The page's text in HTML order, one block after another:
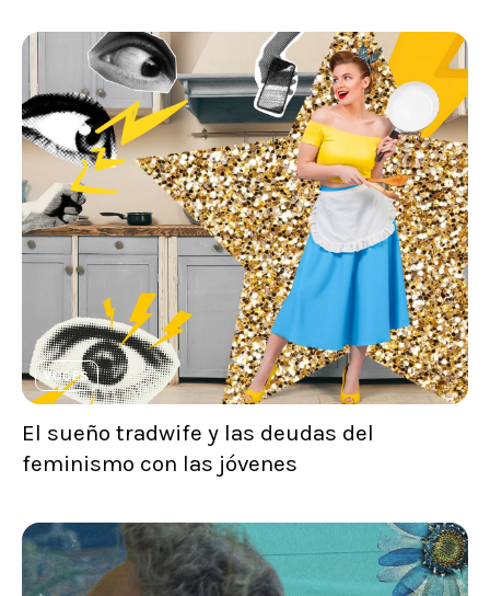
VOCES
El sueño tradwife y las deudas del
feminismo con las jóvenes